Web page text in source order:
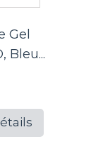
Gel
Bleu...